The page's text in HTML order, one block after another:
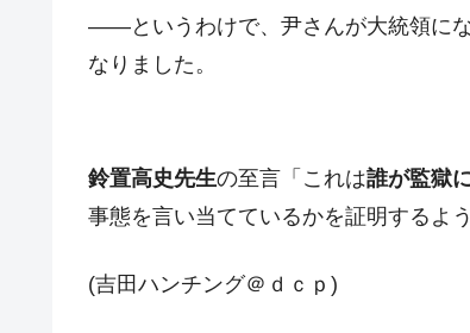
Fact1 平成仮面ライダーの意外すぎるモチ
Fact1 甲子園通算本塁打、最多の清原に次
Fact1 セレクトセールの高額取引馬が稼い
――というわけで、尹さんが大統領に
なりました。
鈴置高史先生の至言「これは誰が監獄
事態を言い当てているかを証明するよ
(吉田ハンチング＠ｄｃｐ)